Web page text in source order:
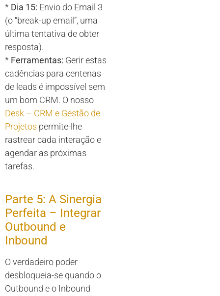
* Dia 15: Envio do Email 3
(o “break-up email”, uma
última tentativa de obter
resposta).
* Ferramentas: Gerir estas
cadências para centenas
de leads é impossível sem
um bom CRM. O nosso
Desk – CRM e Gestão de
Projetos permite-lhe
rastrear cada interação e
agendar as próximas
tarefas.
Parte 5: A Sinergia
Perfeita – Integrar
Outbound e
Inbound
O verdadeiro poder
desbloqueia-se quando o
Outbound e o Inbound